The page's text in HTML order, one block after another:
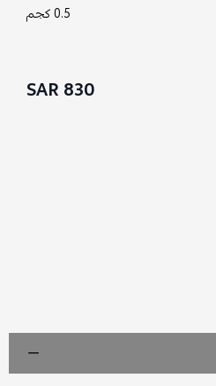
0.5 كجم
830 SAR